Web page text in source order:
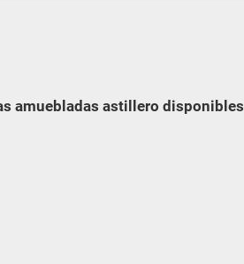
amuebladas astillero disponibles